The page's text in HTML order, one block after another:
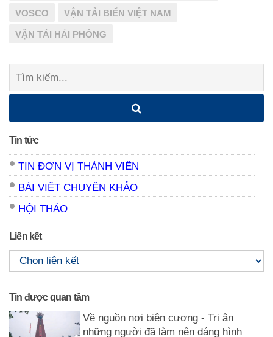
VOSCO VẬN TẢI BIỂN VIỆT NAM
VẬN TẢI HẢI PHÒNG
Tìm
kiếm:
Tin tức
TIN ĐƠN VỊ THÀNH VIÊN
BÀI VIẾT CHUYÊN KHẢO
HỘI THẢO
Liên kết
Tin được quan tâm
Về nguồn nơi biên cương - Tri ân
những người đã làm nên dáng hình